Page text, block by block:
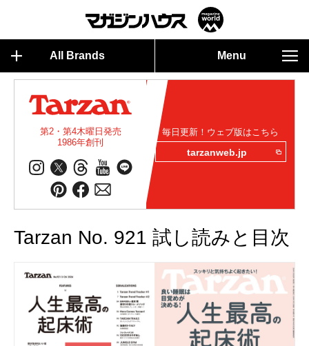
All Brands Menu
第2・第4木曜日発売
1986年創刊
毎日更新！ウェブ版はこちら
tarzanweb.jp
Tarzan No. 921 試し読みと目次